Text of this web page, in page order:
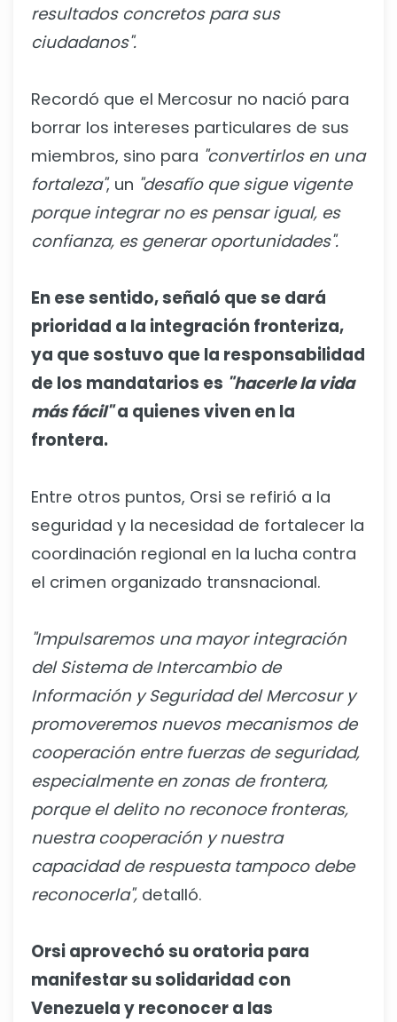
resultados concretos para sus
ciudadanos".
Recordó que el Mercosur no nació para
borrar los intereses particulares de sus
miembros, sino para "convertirlos en una
fortaleza", un "desafío que sigue vigente
porque integrar no es pensar igual, es
confianza, es generar oportunidades".
En ese sentido, señaló que se dará
prioridad a la integración fronteriza,
ya que sostuvo que la responsabilidad
de los mandatarios es "hacerle la vida
más fácil"a quienes viven en la
frontera.
Entre otros puntos, Orsi se refirió a la
seguridad y la necesidad de fortalecer la
coordinación regional en la lucha contra
el crimen organizado transnacional.
"Impulsaremos una mayor integración
del Sistema de Intercambio de
Información y Seguridad del Mercosur y
promoveremos nuevos mecanismos de
cooperación entre fuerzas de seguridad,
especialmente en zonas de frontera,
porque el delito no reconoce fronteras,
nuestra cooperación y nuestra
capacidad de respuesta tampoco debe
reconocerla", detalló.
Orsi aprovechó su oratoria para
manifestar su solidaridad con
Venezuela y reconocer a las